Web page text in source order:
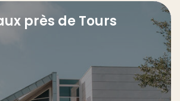
près de Tours